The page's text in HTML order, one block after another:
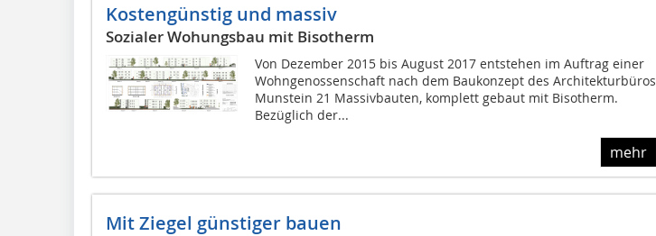
Kostengünstig und massiv
Sozialer Wohungsbau mit Bisotherm
Von Dezember 2015 bis August 2017 entstehen im Auftrag einer
Wohngenossenschaft nach dem Baukonzept des Architekturbüros
Munstein 21 Massivbauten, komplett gebaut mit Bisotherm.
Bezüglich der...
mehr
Mit Ziegel günstiger bauen